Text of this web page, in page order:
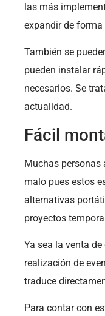
las más
expandir de
También se
pueden instalar
necesarios. Se
actualidad.
Fácil
Muchas personas
malo pues estos
alternativas
proyectos
Ya sea la venta
realización de
traduce
Para contar con